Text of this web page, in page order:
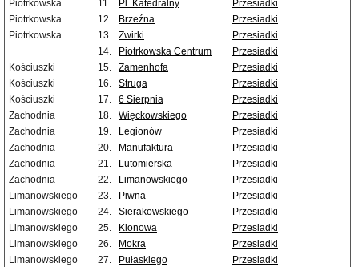
Piotrkowska
11. Pl. Katedralny
Przesiadki
Piotrkowska
12. Brzeźna
Przesiadki
Piotrkowska
13. Żwirki
Przesiadki
14.
Piotrkowska Centrum
Przesiadki
Kościuszki
15. Zamenhofa
Przesiadki
Kościuszki
16. Struga
Przesiadki
Kościuszki
17. 6 Sierpnia
Przesiadki
Zachodnia
18. Więckowskiego
Przesiadki
Zachodnia
19. Legionów
Przesiadki
Zachodnia
20. Manufaktura
Przesiadki
Zachodnia
21. Lutomierska
Przesiadki
Zachodnia
22. Limanowskiego
Przesiadki
Limanowskiego
23. Piwna
Przesiadki
Limanowskiego
24. Sierakowskiego
Przesiadki
Limanowskiego
25. Klonowa
Przesiadki
Limanowskiego
26. Mokra
Przesiadki
Limanowskiego
27. Pułaskiego
Przesiadki